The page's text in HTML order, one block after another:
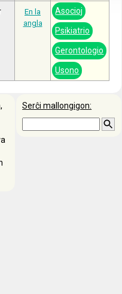
En la
angla
Asocioj
Psikiatrio
Gerontologio
Usono
Serĉi mallongigon: